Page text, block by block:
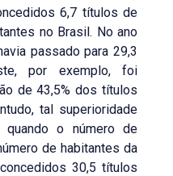
6,7 títulos de
no Brasil. No ano
passado para 29,3
por exemplo, foi
de 43,5% dos títulos
tal superioridade
quando o número de
de habitantes da
30,5 títulos